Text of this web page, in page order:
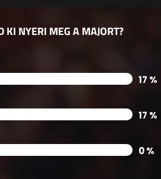
KI NYERI MEG A MAJORT?
17 %
17 %
0 %